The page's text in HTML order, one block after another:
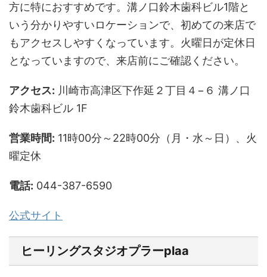
方に特におすすめです。溝ノ口鈴木歯科ビル1階と
いう分かりやすいロケーションで、初めての来店で
もアクセスしやすくなっています。火曜日が定休日
となっていますので、来店前にご確認ください。
アクセス: 川崎市高津区下作延２丁目４−６ 溝ノ口
鈴木歯科ビル 1F
営業時間: 11時00分～22時00分（月・水～日）、火
曜定休
電話: 044-387-6590
公式サイト
ヒーリングスタジオプラーplaa